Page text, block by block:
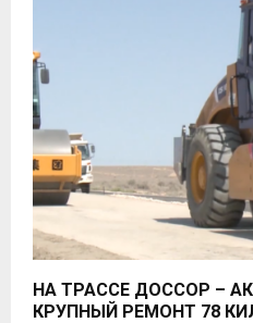
НА ТРАССЕ ДОССОР –
КРУПНЫЙ РЕМОНТ 78